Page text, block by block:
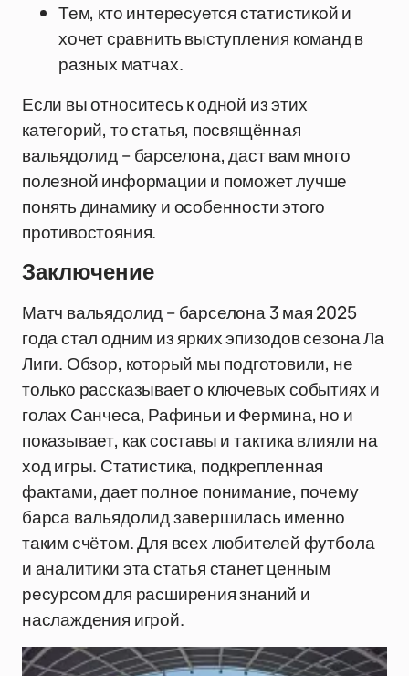
Тем, кто интересуется статистикой и
хочет сравнить выступления команд в
разных матчах.
Если вы относитесь к одной из этих
категорий, то статья, посвящённая
вальядолид – барселона, даст вам много
полезной информации и поможет лучше
понять динамику и особенности этого
противостояния.
Заключение
Матч вальядолид – барселона 3 мая 2025
года стал одним из ярких эпизодов сезона Ла
Лиги. Обзор, который мы подготовили, не
только рассказывает о ключевых событиях и
голах Санчеса, Рафиньи и Фермина, но и
показывает, как составы и тактика влияли на
ход игры. Статистика, подкрепленная
фактами, дает полное понимание, почему
барса вальядолид завершилась именно
таким счётом. Для всех любителей футбола
и аналитики эта статья станет ценным
ресурсом для расширения знаний и
наслаждения игрой.